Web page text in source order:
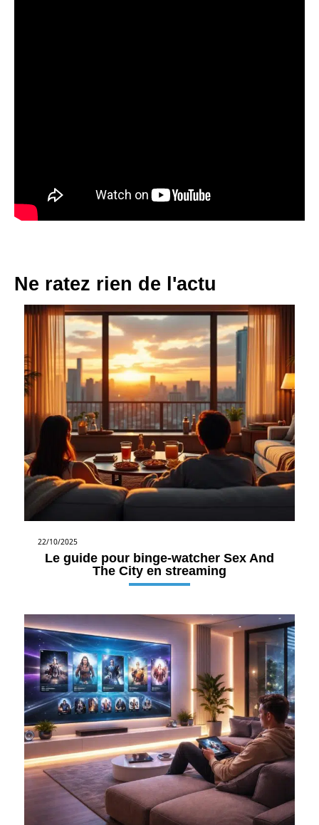
Ne ratez rien de l'actu
22/10/2025
Le guide pour binge-watcher Sex And
The City en streaming